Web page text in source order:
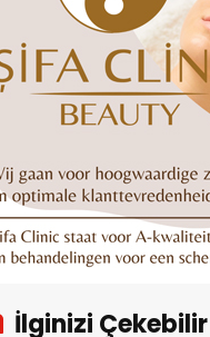
İlginizi Çekebilir